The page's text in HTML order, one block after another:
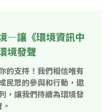
—讓《環境資訊中
境發聲
的支持！我們相信唯有
民眾的參與和行動，邀
，讓我們持續為環境發